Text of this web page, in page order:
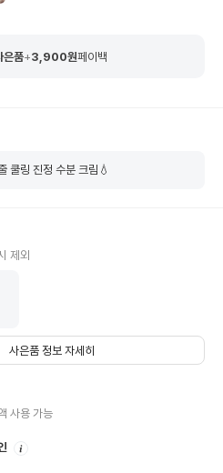
은품+3,900원페이백
쿨링 진정 수분 크림💧
제외
사은품 정보 자세히
사용 가능